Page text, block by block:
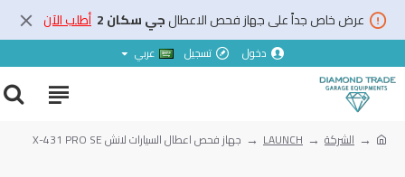
عرض خاص جداً على جهاز فحص الاعطالجي سكان 2 أطلب الآن
دخول تسجيل عربي
الشركة LAUNCH جهاز فحص اعطال السيارات لانش X-431 PRO SE